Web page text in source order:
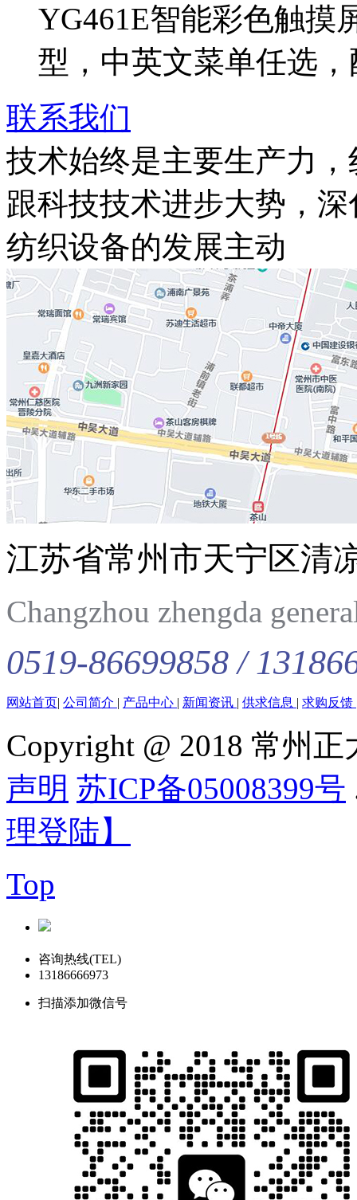
YG461E智能彩色触摸
型，中英文菜单任选
联系我们
技术始终是主要生产力
跟科技技术进步大势，
纺织设备的发展主动
江苏省常州市天宁区清
Changzhou zhengda
0519-86699858 /
网站首页| 公司简介 | 产品中心 | 新闻资讯 | 供求信息 | 求购反馈
Copyright @ 2018 常州
声明 苏ICP备05008399号
理登陆】
Top
咨询热线(TEL)
13186666973
扫描添加微信号